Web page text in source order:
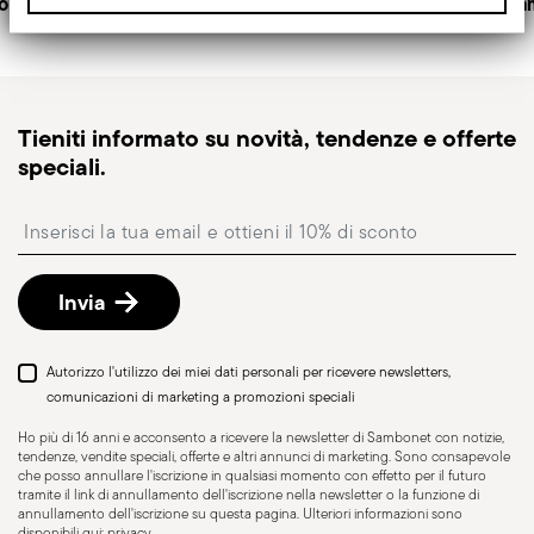
Spedizione veloce: per prodotti disponibili in
magazzino, la spedizione standard richiede
riceverai un link di tracciamento per monitorare la
consegna.
presso Punto di Ritiro, selezionabile al checkout.
Reso gratuito entro 30 giornidalla data di
spedizione/fatturazione seguendo la procedura
indicata nella pagina
Tieniti informato su novità, tendenze e offerte
speciali.
Invia
Autorizzo l'utilizzo dei miei dati personali per ricevere newsletters,
comunicazioni di marketing a promozioni speciali
Ho più di 16 anni e acconsento a ricevere la newsletter di Sambonet con notizie,
tendenze, vendite speciali, offerte e altri annunci di marketing. Sono consapevole
che posso annullare l'iscrizione in qualsiasi momento con effetto per il futuro
tramite il link di annullamento dell'iscrizione nella newsletter o la funzione di
annullamento dell'iscrizione su questa pagina. Ulteriori informazioni sono